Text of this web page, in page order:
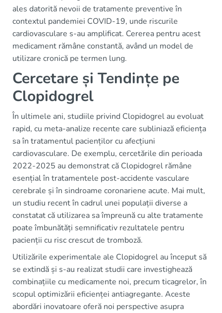
ales datorită nevoii de tratamente preventive în
contextul pandemiei COVID-19, unde riscurile
cardiovasculare s-au amplificat. Cererea pentru acest
medicament rămâne constantă, având un model de
utilizare cronică pe termen lung.
Cercetare și Tendințe pe
Clopidogrel
În ultimele ani, studiile privind Clopidogrel au evoluat
rapid, cu meta-analize recente care subliniază eficiența
sa în tratamentul pacienților cu afecțiuni
cardiovasculare. De exemplu, cercetările din perioada
2022-2025 au demonstrat că Clopidogrel rămâne
esențial în tratamentele post-accidente vasculare
cerebrale și în sindroame coronariene acute. Mai mult,
un studiu recent în cadrul unei populații diverse a
constatat că utilizarea sa împreună cu alte tratamente
poate îmbunătăți semnificativ rezultatele pentru
pacienții cu risc crescut de tromboză.
Utilizările experimentale ale Clopidogrel au început să
se extindă și s-au realizat studii care investighează
combinațiile cu medicamente noi, precum ticagrelor, în
scopul optimizării eficienței antiagregante. Aceste
abordări inovatoare oferă noi perspective asupra